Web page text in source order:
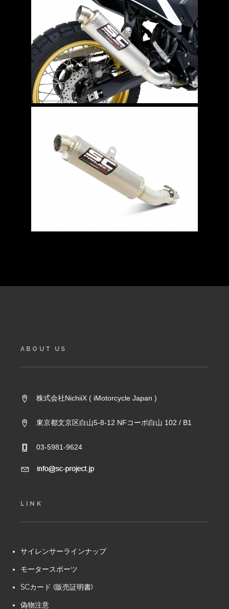
ABOUT US
株式会社NichiiX ( iMotorcycle Japan )
東京都文京区白山5-8-12 NFコーポ白山 102 / B1
03-5981-9624
LINK
サイレンサーラインナップ
モータースポーツ
SCカード (販売証明書)
偽物注意